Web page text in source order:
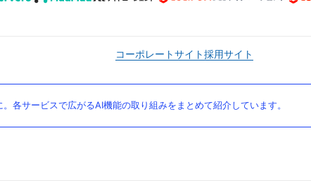
コーポレートサイト採用サイト
各サービスで広がるAI機能の取り組みをまとめて紹介しています。